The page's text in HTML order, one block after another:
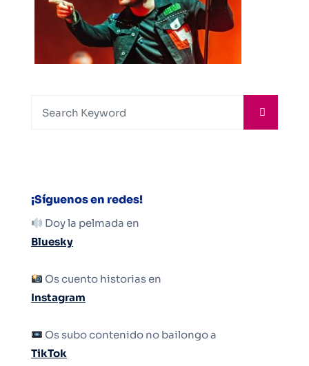
¡Síguenos en redes!
Doy la pelmada en
Bluesky
Os cuento historias en
Instagram
Os subo contenido no bailongo a
TikTok